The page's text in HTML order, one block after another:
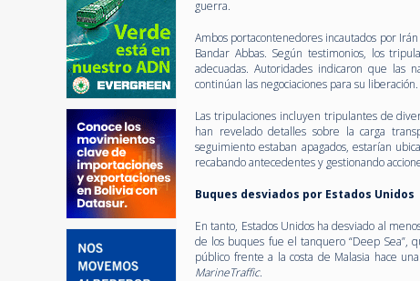
guerra.
Ambos portacontenedores incautados por
Bandar Abbas. Según testimonios, los
adecuadas. Autoridades indicaron que las
continúan las negociaciones para su liberación.
Las tripulaciones incluyen tripulantes de
han revelado detalles sobre la carga
seguimiento estaban apagados, estarían
recabando antecedentes y gestionando
Buques desviados por Estados Unidos
En tanto, Estados Unidos ha desviado al
de los buques fue el tanquero “Deep Sea”,
público frente a la costa de Malasia hace
MarineTraffic.